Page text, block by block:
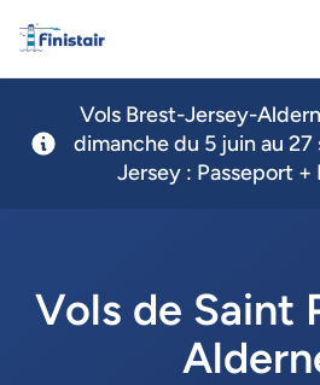
Finistair
Vols Brest-Jersey-
dimanche du 5 juin au
Jersey : Passeport +
Vols de Saint